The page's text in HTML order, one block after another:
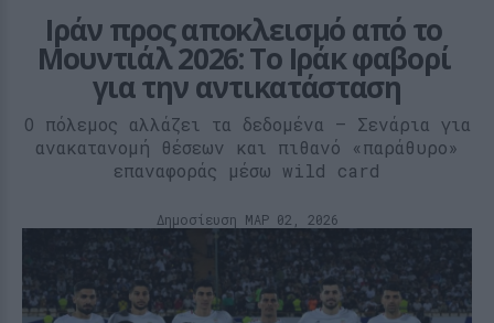
Ιράν προς αποκλεισμό από το
Μουντιάλ 2026: Το Ιράκ φαβορί
για την αντικατάσταση
Ο πόλεμος αλλάζει τα δεδομένα – Σενάρια για
ανακατανομή θέσεων και πιθανό «παράθυρο»
επαναφοράς μέσω wild card
Δημοσίευση ΜΑΡ 02, 2026